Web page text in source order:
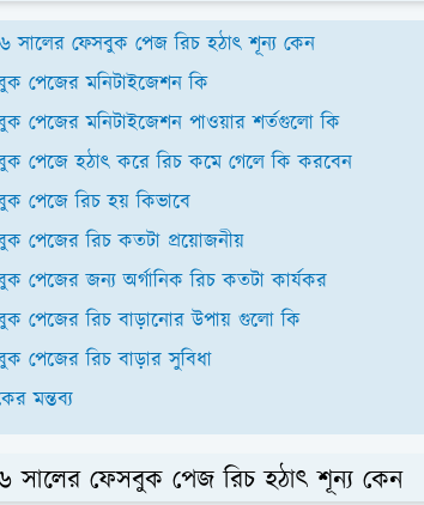
সালের ফেসবুক পেজ রিচ হঠাৎ শূন্য কেন
পেজের মনিটাইজেশন কি
পেজের মনিটাইজেশন পাওয়ার শর্তগুলো কি
পেজে হঠাৎ করে রিচ কমে গেলে কি করবেন
পেজে রিচ হয় কিভাবে
পেজের রিচ কতটা প্রয়োজনীয়
পেজের জন্য অর্গানিক রিচ কতটা কার্যকর
পেজের রিচ বাড়ানোর উপায় গুলো কি
পেজের রিচ বাড়ার সুবিধা
মন্তব্য
সালের ফেসবুক পেজ রিচ হঠাৎ শূন্য কেন